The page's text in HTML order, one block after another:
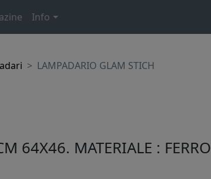
Info
LAMPADARIO GLAM STICH
64X46. MATERIALE : FERRO